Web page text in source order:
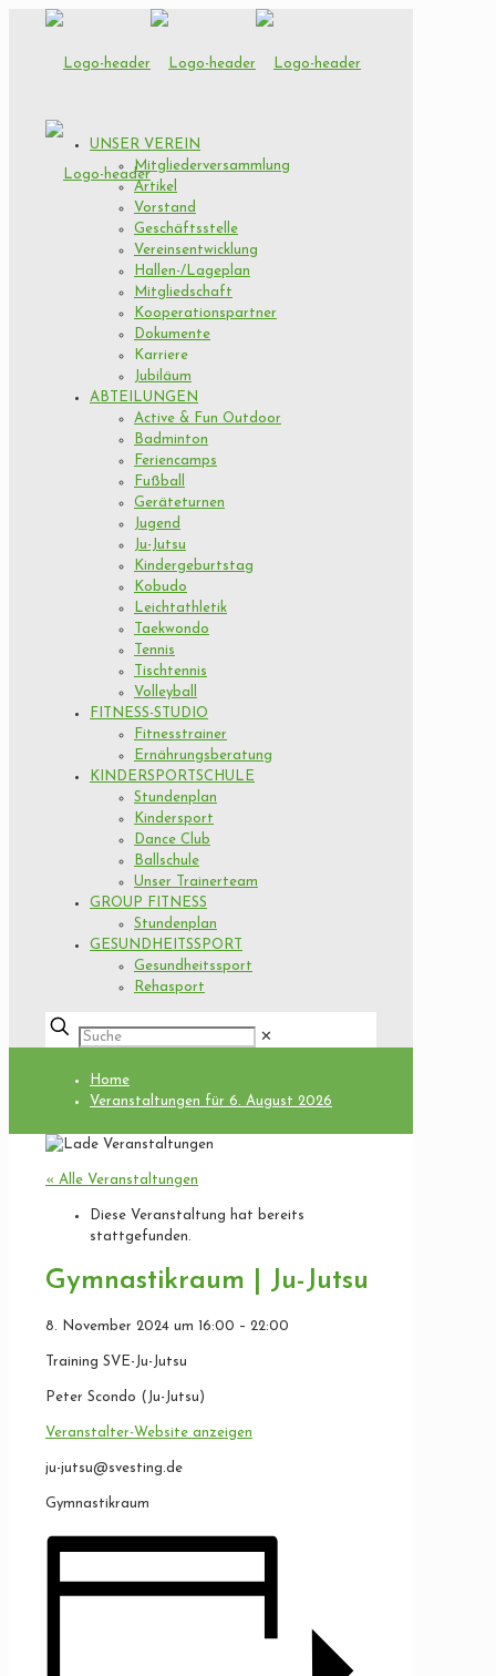
UNSER VEREIN
Mitgliederversammlung
Artikel
Vorstand
Geschäftsstelle
Vereinsentwicklung
Hallen-/Lageplan
Mitgliedschaft
Kooperationspartner
Dokumente
Karriere
Jubiläum
ABTEILUNGEN
Active & Fun Outdoor
Badminton
Feriencamps
Fußball
Geräteturnen
Jugend
Ju-Jutsu
Kindergeburtstag
Kobudo
Leichtathletik
Taekwondo
Tennis
Tischtennis
Volleyball
FITNESS-STUDIO
Fitnesstrainer
Ernährungsberatung
KINDERSPORTSCHULE
Stundenplan
Kindersport
Dance Club
Ballschule
Unser Trainerteam
GROUP FITNESS
Stundenplan
GESUNDHEITSSPORT
Gesundheitssport
Rehasport
✕
Home
Veranstaltungen für 6. August 2026
« Alle Veranstaltungen
Diese Veranstaltung hat bereits
stattgefunden.
Gymnastikraum | Ju-Jutsu
8. November 2024 um 16:00 – 22:00
Training SVE-Ju-Jutsu
Peter Scondo (Ju-Jutsu)
Veranstalter-Website anzeigen
ju-jutsu@svesting.de
Gymnastikraum